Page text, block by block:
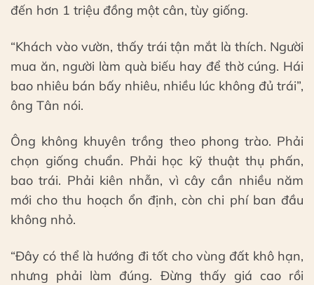
đến hơn 1 triệu đồng một cân, tùy giống.
“Khách vào vườn, thấy trái tận mắt là thích. Người
mua ăn, người làm quà biếu hay để thờ cúng. Hái
bao nhiêu bán bấy nhiêu, nhiều lúc không đủ trái”,
ông Tân nói.
Ông không khuyên trồng theo phong trào. Phải
chọn giống chuẩn. Phải học kỹ thuật thụ phấn,
bao trái. Phải kiên nhẫn, vì cây cần nhiều năm
mới cho thu hoạch ổn định, còn chi phí ban đầu
không nhỏ.
“Đây có thể là hướng đi tốt cho vùng đất khô hạn,
nhưng phải làm đúng. Đừng thấy giá cao rồi